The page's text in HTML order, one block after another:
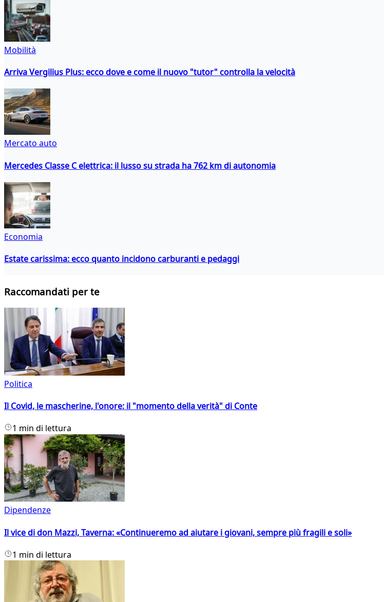
Mobilità
Arriva Vergilius Plus: ecco dove e come il nuovo "tutor" controlla la velocità
Mercato auto
Mercedes Classe C elettrica: il lusso su strada ha 762 km di autonomia
Economia
Estate carissima: ecco quanto incidono carburanti e pedaggi
Raccomandati per te
Politica
Il Covid, le mascherine, l'onore: il "momento della verità" di Conte
1 min di lettura
Dipendenze
Il vice di don Mazzi, Taverna: «Continueremo ad aiutare i giovani, sempre più fragili e soli»
1 min di lettura